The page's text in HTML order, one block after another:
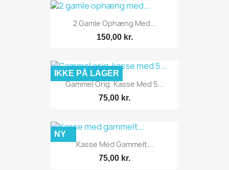
2 Gamle Ophæng Med...
150,00 kr.
Gammel Orig. Kasse Med 5...
75,00 kr.
IKKE PÅ LAGER
Kasse Med Gammelt...
75,00 kr.
NY